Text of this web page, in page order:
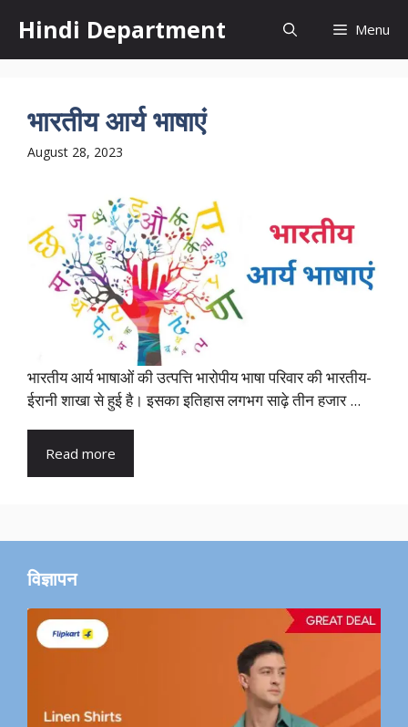
content
Hindi Department Menu
भारतीय आर्य भाषाएं
August 28, 2023
भारतीय आर्य भाषाओं की उत्पत्ति भारोपीय भाषा परिवार की भारतीय-
ईरानी शाखा से हुई है। इसका इतिहास लगभग साढ़े तीन हजार ...
Read more
विज्ञापन